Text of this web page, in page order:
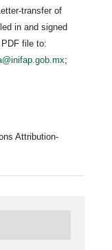
transfer of
in and signed
file to:
;
Attribution-